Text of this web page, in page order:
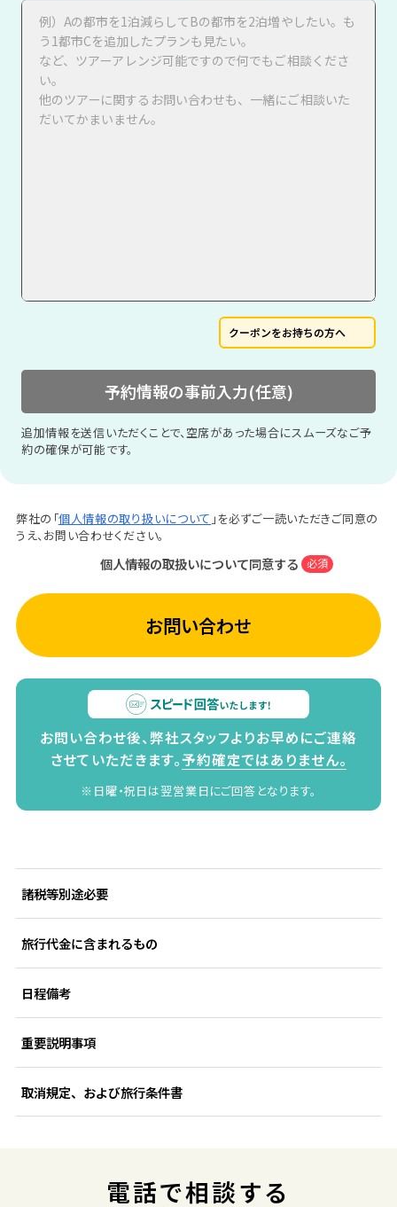
クーポンをお持ちの方へ
予約情報の事前入力(任意)
追加情報を送信いただくことで、空席があった場合にスムーズなご予
約の確保が可能です。
弊社の「個人情報の取り扱いについて 」を必ずご一読いただきご同意の
うえ、お問い合わせください。
個人情報の取扱いについて同意する 必須
お問い合わせ
お問い合わせ後、弊社スタッフよりお早めにご連絡
させていただきます。予約確定ではありません。
※日曜・祝日は翌営業日にご回答となります。
諸税等別途必要
旅行代金に含まれるもの
日程備考
重要説明事項
取消規定、および旅行条件書
電話で相談する